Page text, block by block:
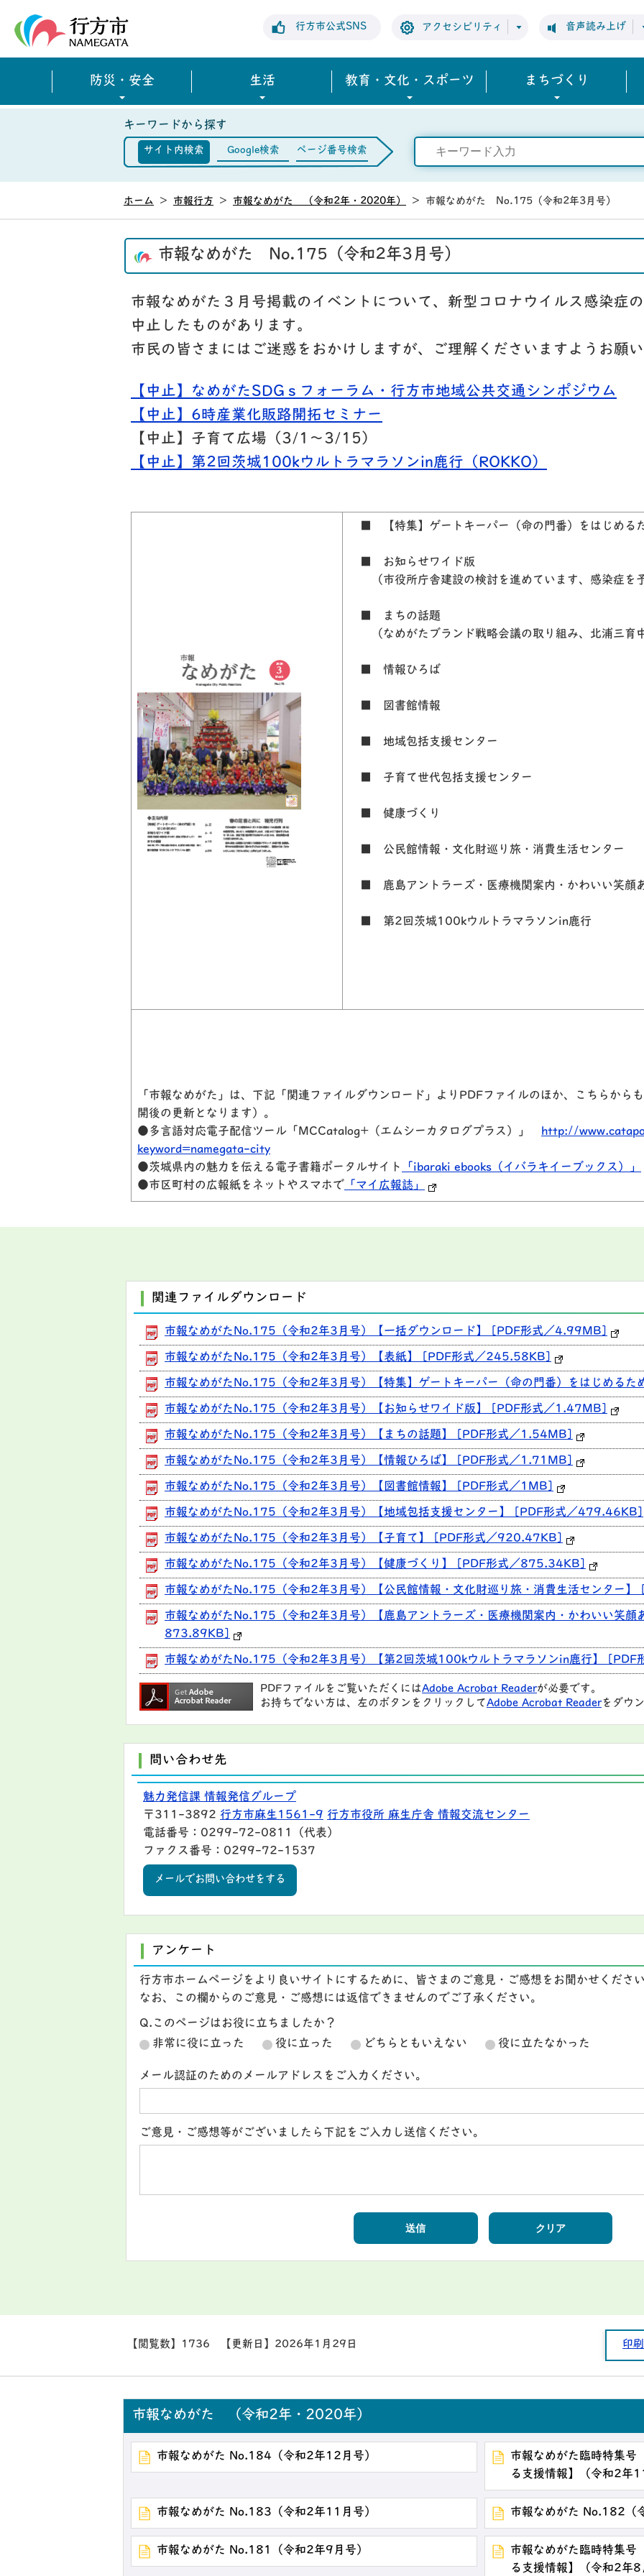
行方市公式SNS アクセシビリティ 音声読み上げ
防災・安全 生活 教育・文化・スポーツ まちづくり
キーワードから探す
サイト内検索 Google検索 ページ番号検索
ホーム > 市報行方 > 市報なめがた （令和2年・2020年） > 市報なめがた No.175（令和2年3月号）
市報なめがた No.175（令和2年3月号）
市報なめがた３月号掲載のイベントについて、新型コロナウイルス感染症
中止したものがあります。
市民の皆さまにはご迷惑をおかけしますが、ご理解くださいますようお願
【中止】なめがたSDGｓフォーラム・行方市地域公共交通シンポジウム
【中止】6時産業化販路開拓セミナー
【中止】子育て広場（3/1～3/15）
【中止】第2回茨城100kウルトラマラソンin鹿行（ROKKO）
■ 【特集】ゲートキーパー（命の門番）をはじめる
■ お知らせワイド版
（市役所庁舎建設の検討を進めています、感染症を
■ まちの話題
（なめがたブランド戦略会議の取り組み、北浦三育
■ 情報ひろば
■ 図書館情報
■ 地域包括支援センター
■ 子育て世代包括支援センター
■ 健康づくり
■ 公民館情報・文化財巡り旅・消費生活センター
■ 鹿島アントラーズ・医療機関案内・かわいい笑顔
■ 第2回茨城100kウルトラマラソンin鹿行
「市報なめがた」は、下記「関連ファイルダウンロード」よりPDFファイルのほか、こちらから
開後の更新となります）。
●多言語対応電子配信ツール「MCCatalog+（エムシーカタログプラス）」 http://
keyword=namegata-city
●茨城県内の魅力を伝える電子書籍ポータルサイト
「ibaraki ebooks（イバラキイーブックス）」
●市区町村の広報紙をネットやスマホで
「マイ広報誌」
関連ファイルダウンロード
市報なめがたNo.175（令和2年3月号）【一括ダウンロード】 [PDF形式／4.99MB]
市報なめがたNo.175（令和2年3月号）【表紙】 [PDF形式／245.58KB]
市報なめがたNo.175（令和2年3月号）【特集】ゲートキーパー（命の門番）をはじめる
市報なめがたNo.175（令和2年3月号）【お知らせワイド版】 [PDF形式／1.47MB]
市報なめがたNo.175（令和2年3月号）【まちの話題】 [PDF形式／1.54MB]
市報なめがたNo.175（令和2年3月号）【情報ひろば】 [PDF形式／1.71MB]
市報なめがたNo.175（令和2年3月号）【図書館情報】 [PDF形式／1MB]
市報なめがたNo.175（令和2年3月号）【地域包括支援センター】 [PDF形式／479.46KB]
市報なめがたNo.175（令和2年3月号）【子育て】 [PDF形式／920.47KB]
市報なめがたNo.175（令和2年3月号）【健康づくり】 [PDF形式／875.34KB]
市報なめがたNo.175（令和2年3月号）【公民館情報・文化財巡り旅・消費生活センター
市報なめがたNo.175（令和2年3月号）【鹿島アントラーズ・医療機関案内・かわいい笑顔
873.89KB]
市報なめがたNo.175（令和2年3月号）【第2回茨城100kウルトラマラソンin鹿行】
PDFファイルをご覧いただくにはAdobe Acrobat Readerが必要です。
お持ちでない方は、左のボタンをクリックして Adobe Acrobat Readerをダウ
問い合わせ先
魅力発信課 情報発信グループ
〒311-3892 行方市麻生1561-9 行方市役所 麻生庁舎 情報交流センター
電話番号：0299-72-0811（代表）
ファクス番号：0299-72-1537
メールでお問い合わせをする
アンケート
行方市ホームページをより良いサイトにするために、皆さまのご意見・ご感想をお聞かせくださ
なお、この欄からのご意見・ご感想には返信できませんのでご了承ください。
Q.このページはお役に立ちましたか？
非常に役に立った
役に立った どちらともいえない 役に立たなかった
メール認証のためのメールアドレスをご入力ください。
ご意見・ご感想等がございましたら下記をご入力し送信ください。
【閲覧数】 1736 【更新日】 2026年1月29日 印
市報なめがた （令和2年・2020年）
市報なめがた No.184（令和2年12月号）
市報なめがた臨時特集号
る支援情報】（令和2年
市報なめがた No.183（令和2年11月号） 市報なめがた No.182（
市報なめがた No.181（令和2年9月号）
市報なめがた臨時特集号
る支援情報】（令和2年8